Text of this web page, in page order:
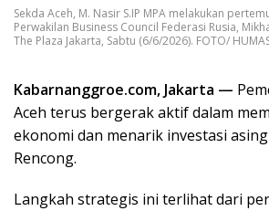
Sekda Aceh, M. Nasir S.IP MPA melakukan
Perwakilan Business Council Federasi Rusia,
The Plaza Jakarta, Sabtu (6/6/2026). FOTO/ HUMAS
Kabarnanggroe.com, Jakarta —
Aceh terus bergerak aktif dalam
ekonomi dan menarik investasi
Rencong.
Langkah strategis ini terlihat dari